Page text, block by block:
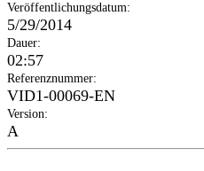
Veröffentlichungsdatum:
5/29/2014
Dauer:
02:57
Referenznummer:
VID1-00069-EN
Version:
A